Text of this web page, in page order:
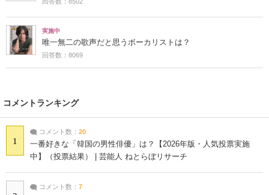
実施中
唯一無二の歌声だと思うボーカリストは？
回答数：8069
コメントランキング
1
コメント数： 20
一番好きな「韓国の男性俳優」は？【2026年版・人気投票実施
中】（投票結果） | 芸能人 ねとらぼリサーチ
コメント数： 7